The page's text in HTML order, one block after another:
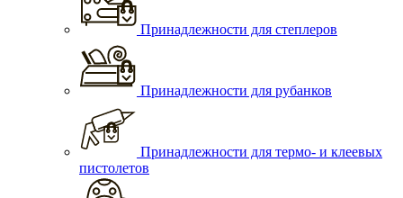
Принадлежности для степлеров
Принадлежности для рубанков
Принадлежности для термо- и клеевых
пистолетов